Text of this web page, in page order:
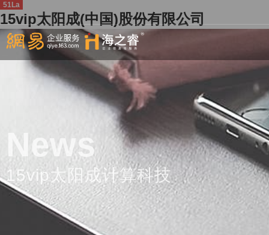
51La
15vip太阳成(中国)股份有限公司
News
15vip太阳成计算科技